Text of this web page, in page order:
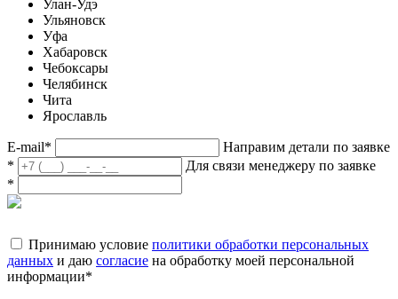
Улан-Удэ
Ульяновск
Уфа
Хабаровск
Чебоксары
Челябинск
Чита
Ярославль
E-mail*
Направим детали по заявке
*
Для связи менеджеру по заявке
*
Принимаю условие политики обработки персональных
данных и даю согласие на обработку моей персональной
информации*